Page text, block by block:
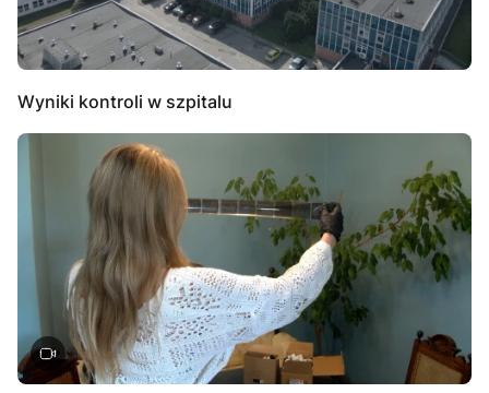
Wyniki kontroli w szpitalu